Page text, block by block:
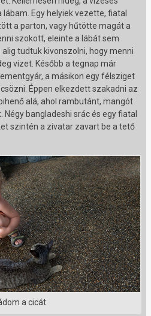
Egy helyiek vezette, fiatal
a parton, vagy hűtötte magát a
szokott, eleinte a lábát sem
tudtuk kivonszolni, hogy menni
vizet. Később a tegnap már
a másikon egy félsziget
Éppen elkezdett szakadni az
alá, ahol rambutánt, mangót
bangladeshi srác és egy fiatal
szintén a zivatar zavart be a tető
a cicát